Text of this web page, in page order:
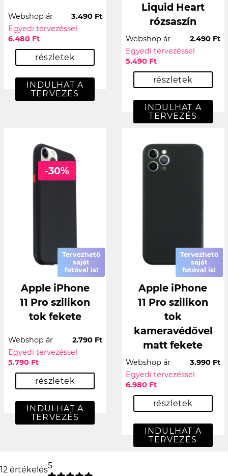
Webshop ár
3.490 Ft
Egyedi tervezéssel
6.480 Ft
részletek
INDULHAT A
TERVEZÉS
Liquid Heart
rózsaszín
Webshop ár
2.490 Ft
Egyedi tervezéssel
5.490 Ft
részletek
INDULHAT A
TERVEZÉS
-30%
Tervezhető
saját
fotóval is!
Apple iPhone
11 Pro szilikon
tok fekete
Webshop ár
2.790 Ft
Egyedi tervezéssel
5.790 Ft
részletek
INDULHAT A
TERVEZÉS
Tervezhető
saját
fotóval is!
Apple iPhone
11 Pro szilikon
tok
kameravédővel
matt fekete
Webshop ár
3.990 Ft
Egyedi tervezéssel
6.980 Ft
részletek
INDULHAT A
TERVEZÉS
12 értékelés5